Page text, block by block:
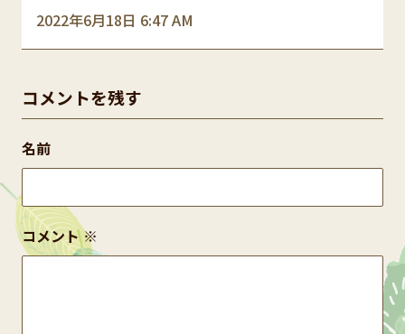
2022年6月18日 6:47 AM
コメントを残す
コメント※
名前